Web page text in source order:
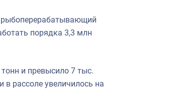
рыбоперерабатывающий
порядка 3,3 млн
и превысило 7 тыс.
рассоле увеличилось на